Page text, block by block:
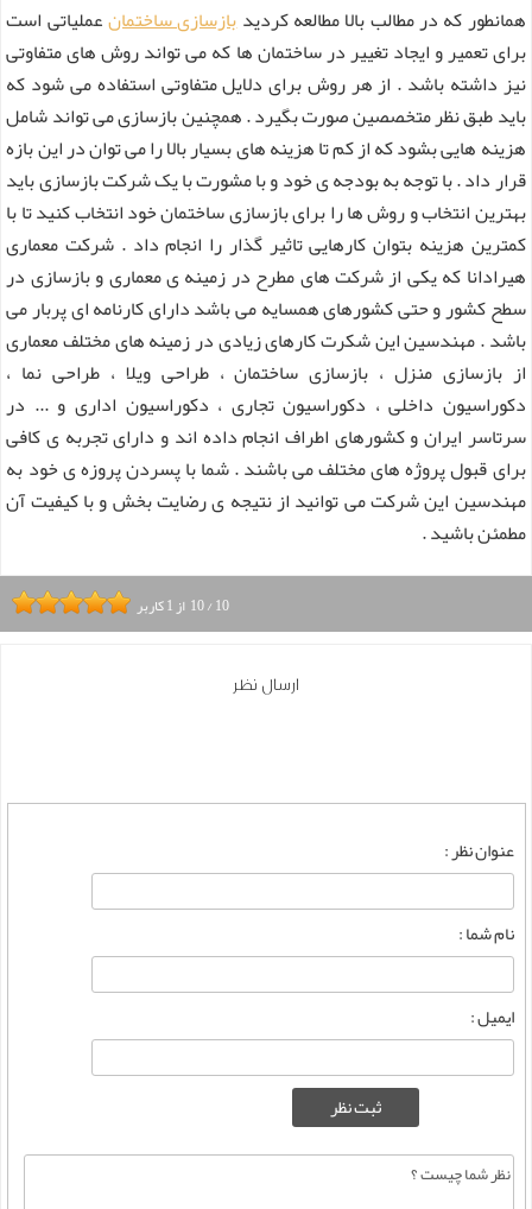
همانطور که در مطالب بالا مطالعه کردیدبازسازی ساختمانعملیاتی است
برای تعمیر و ایجاد تغییر در ساختمان ها که می تواند روش های متفاوتی
نیز داشته باشد . از هر روش برای دلایل متفاوتی استفاده می شود که
باید طبق نظر متخصصین صورت بگیرد . همچنین بازسازی می تواند شامل
هزینه هایی بشود که از کم تا هزینه های بسیار بالا را می توان در این بازه
قرار داد . با توجه به بودجه ی خود و با مشورت با یک شرکت بازسازی باید
بهترین انتخاب و روش ها را برای بازسازی ساختمان خود انتخاب کنید تا با
کمترین هزینه بتوان کارهایی تاثیر گذار را انجام داد . شرکت معماری
هیرادانا که یکی از شرکت های مطرح در زمینه ی معماری و بازسازی در
سطح کشور و حتی کشورهای همسایه می باشد دارای کارنامه ای پربار می
باشد . مهندسین این شکرت کارهای زیادی در زمینه های مختلف معماری
از بازسازی منزل ، بازسازی ساختمان ، طراحی ویلا ، طراحی نما ،
دکوراسیون داخلی ، دکوراسیون تجاری ، دکوراسیون اداری و ... در
سرتاسر ایران و کشورهای اطراف انجام داده اند و دارای تجربه ی کافی
برای قبول پروژه های مختلف می باشند . شما با پسردن پروزه ی خود به
مهندسین این شرکت می توانید از نتیجه ی رضایت بخش و با کیفیت آن
مطمئن باشید .
10/10 از 1کاربر
ارسال نظر
عنوان نظر :
نام شما :
ایمیل :